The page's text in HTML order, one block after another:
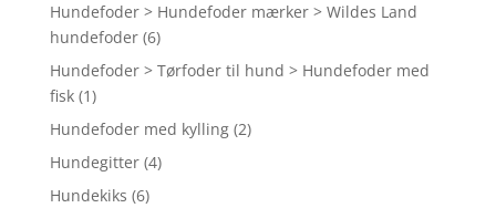
Hundefoder > Hundefoder mærker > Wildes Land
hundefoder (6)
Hundefoder > Tørfoder til hund > Hundefoder med
fisk (1)
Hundefoder med kylling (2)
Hundegitter (4)
Hundekiks (6)